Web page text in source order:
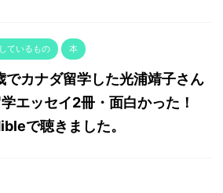
ているもの 本
でカナダ留学した光浦靖子さん
エッセイ2冊・面白かった！
で聴きました。